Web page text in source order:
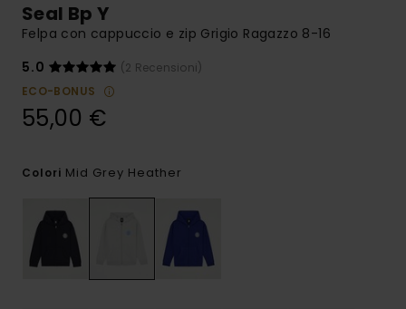
Seal Bp Y
Felpa con cappuccio e zip Grigio Ragazzo 8-16
5.0
(2 Recensioni)
ECO-BONUS
55,00 €
Colori Mid Grey Heather